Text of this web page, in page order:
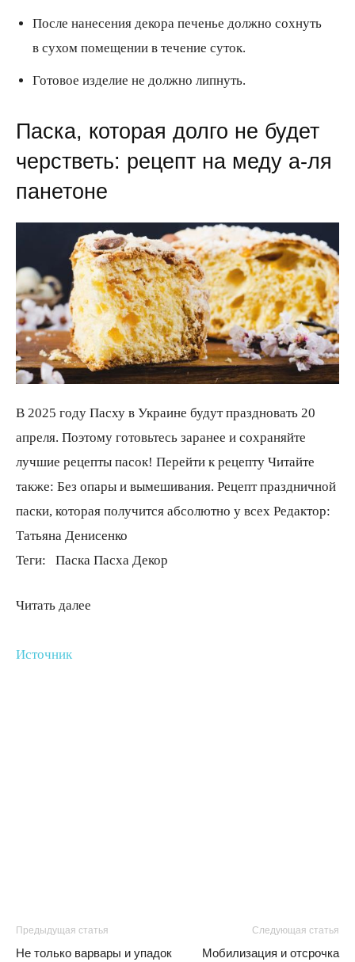
После нанесения декора печенье должно сохнуть
в сухом помещении в течение суток.
Готовое изделие не должно липнуть.
Паска, которая долго не будет
черстветь: рецепт на меду а-ля
панетоне
В 2025 году Пасху в Украине будут праздновать 20
апреля. Поэтому готовьтесь заранее и сохраняйте
лучшие рецепты пасок! Перейти к рецепту Читайте
также: Без опары и вымешивания. Рецепт праздничной
паски, которая получится абсолютно у всех Редактор:
Татьяна Денисенко
Теги:
Паска Пасха Декор
Читать далее
Источник
Предыдущая статья
Не только варвары и упадок
Следующая статья
Мобилизация и отсрочка